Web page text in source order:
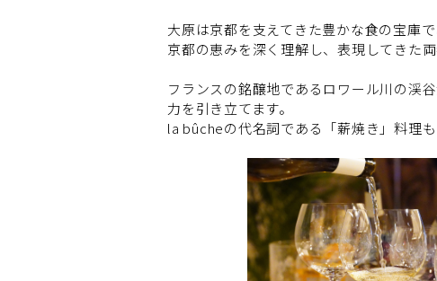
大原は京都を支えてきた豊かな食の宝庫
京都の恵みを深く理解し、表現してきた
フランスの銘醸地であるロワール川の渓
力を引き立てます。
la bûcheの代名詞である「薪焼き」料理も